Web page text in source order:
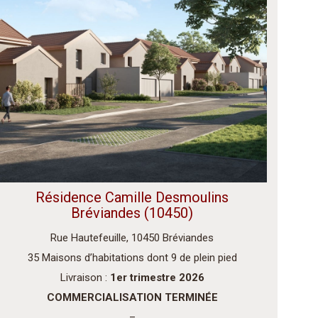
Résidence Camille Desmoulins
Bréviandes (10450)
Rue Hautefeuille, 10450 Bréviandes
35 Maisons d’habitations dont 9 de plein pied
Livraison : 1er trimestre 2026
COMMERCIALISATION TERMINÉE